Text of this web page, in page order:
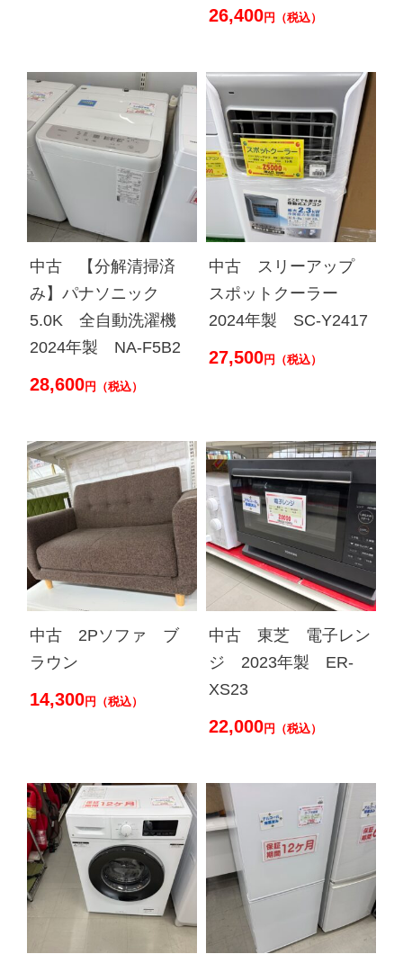
26,400円（税込）
中古 【分解清掃済
み】パナソニック
5.0K 全自動洗濯機
2024年製 NA-F5B2
28,600円（税込）
中古 スリーアップ
スポットクーラー
2024年製 SC-Y2417
27,500円（税込）
中古 2Pソファ ブ
ラウン
14,300円（税込）
中古 東芝 電子レン
ジ 2023年製 ER-
XS23
22,000円（税込）